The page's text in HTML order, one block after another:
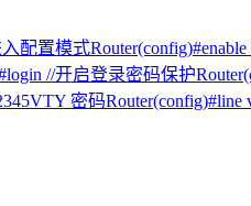
置模式
//开启登录密码保护
密码Router(config)#line